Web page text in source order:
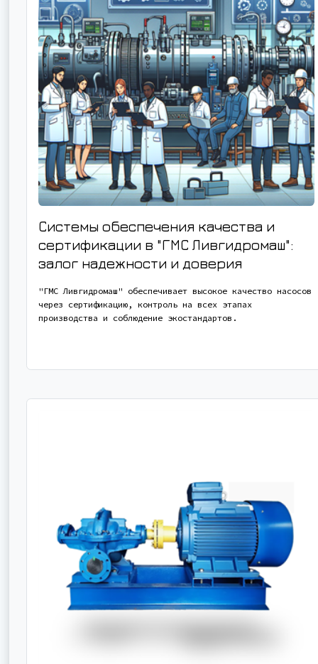
Системы обеспечения качества и
сертификации в "ГМС Ливгидромаш":
залог надежности и доверия
"ГМС Ливгидромаш" обеспечивает высокое качество насосов
через сертификацию, контроль на всех этапах
производства и соблюдение экостандартов.